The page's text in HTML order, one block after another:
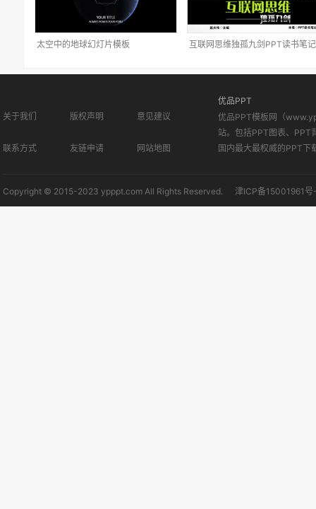
太空中的地球幻灯片模板 互联网思维独孤九剑PPT读书笔记
关于我们 版权声明 意见建议
联系方式 友链申请 网站地图
优品PPT
优品PPT模板网（
站。包括PPT图表、PPT
国内最大最权威的PPT下
Copyright © 2015-2023 ypppt.com All Rights Reserved. 津ICP备15001961号